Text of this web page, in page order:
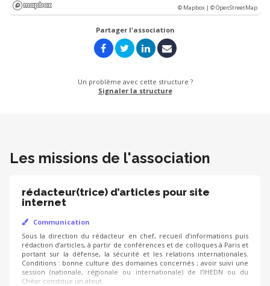
© Mapbox |© OpenStreetMap
Partager l'association
Un problème avec cette structure ?
Signaler la structure
Les missions de l'association
rédacteur(trice) d’articles pour site
internet
Communication
Sous la direction du rédacteur en chef, recueil d’informations puis
rédaction d’articles, à partir de conférences et de colloques à Paris et
portant sur la défense, la sécurité et les relations internationales.
Conditions : bonne culture des domaines concernés ; avoir suivi une
session (nationale, régionale ou internationale) de l’IHEDN ou du
Chéar constitue un atout.